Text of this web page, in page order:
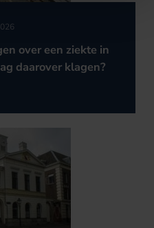
over een ziekte in
daarover klagen?